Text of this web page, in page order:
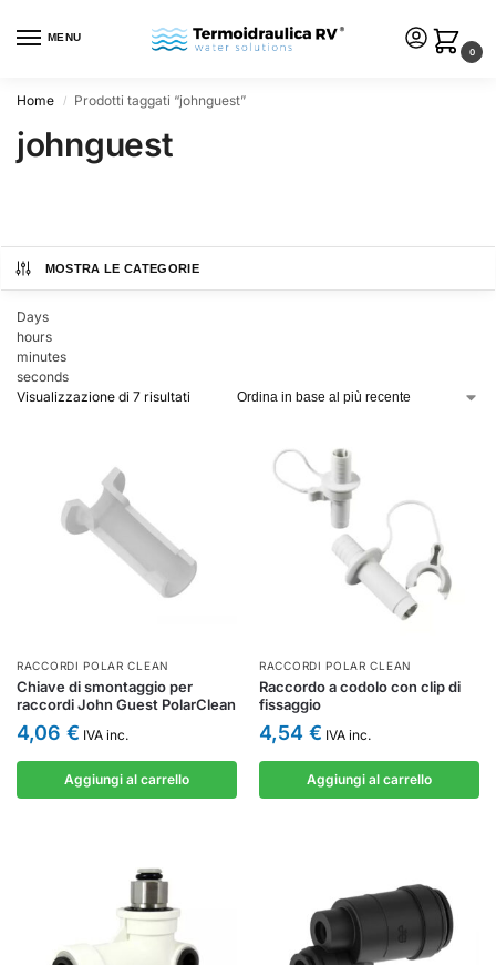
MENU
0
Home / Prodotti taggati “johnguest”
johnguest
MOSTRA LE CATEGORIE
Days
hours
minutes
seconds
Visualizzazione di 7 risultati
RACCORDI POLAR CLEAN
Chiave di smontaggio per
raccordi John Guest PolarClean
4,06 € IVA inc.
Aggiungi al carrello
RACCORDI POLAR CLEAN
Raccordo a codolo con clip di
fissaggio
4,54 € IVA inc.
Aggiungi al carrello